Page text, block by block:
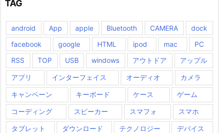
TAG
android App apple Bluetooth CAMERA
dock
facebook
google HTML ipod mac
PC
RSS
TOP USB windows アウトドア アップル
アプリ インターフェイス オーディオ カメラ
キャンペーン キーボード ケース ゲーム
コーディング スピーカー スマフォ スマホ
タブレット ダウンロード テクノロジー デバイス